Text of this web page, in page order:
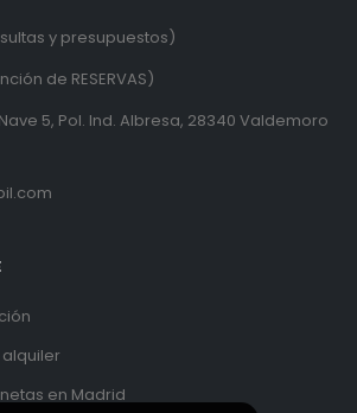
y presupuestos)
de RESERVAS)
5, Pol. Ind. Albresa, 28340 Valdemoro
en Madrid